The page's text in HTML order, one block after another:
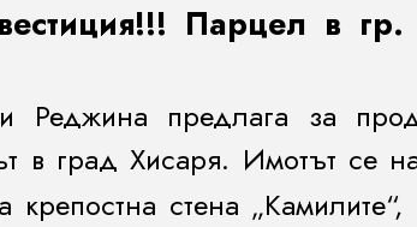
Парцел в
Реджина предлага за
в град Хисаря. Имотът се
крепостна стена „Камилите“,